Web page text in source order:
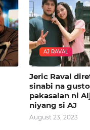
AJ RAVAL
Jeric Raval
sinabi na
pakasalan ni
niyang si AJ
August 23, 2023